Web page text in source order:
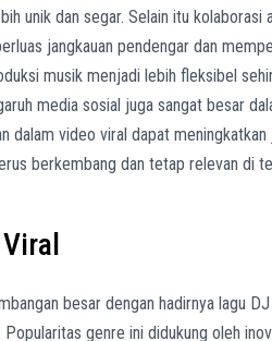
unik dan segar. Selain itu
jangkauan pendengar dan
musik menjadi lebih fleksibel
media sosial juga sangat besar
dalam video viral dapat
berkembang dan tetap relevan di
besar dengan hadirnya lagu
genre ini didukung oleh